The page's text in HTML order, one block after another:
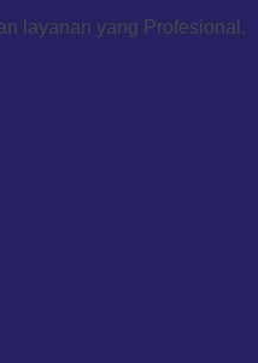
layanan yang Profesional.